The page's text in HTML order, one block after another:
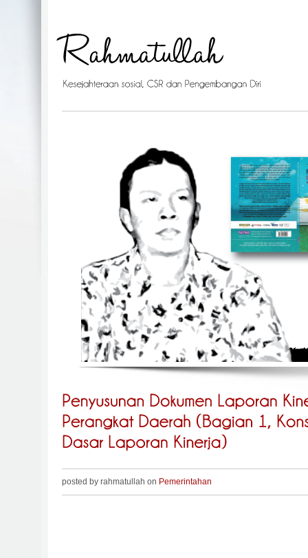
posted by rahmatullah on Pemerintahan